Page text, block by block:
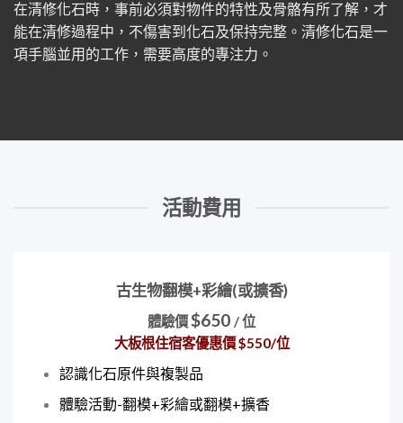
在清修化石時，事前必須對物件的特性及骨骼有所了解，才
能在清修過程中，不傷害到化石及保持完整。清修化石是一
項手腦並用的工作，需要高度的專注力。
活動費用
古生物翻模+彩繪(或擴香)
體驗價$650 /位
大板根住宿客優惠價 $550/位
認識化石原件與複製品
體驗活動-翻模+彩繪或翻模+擴香